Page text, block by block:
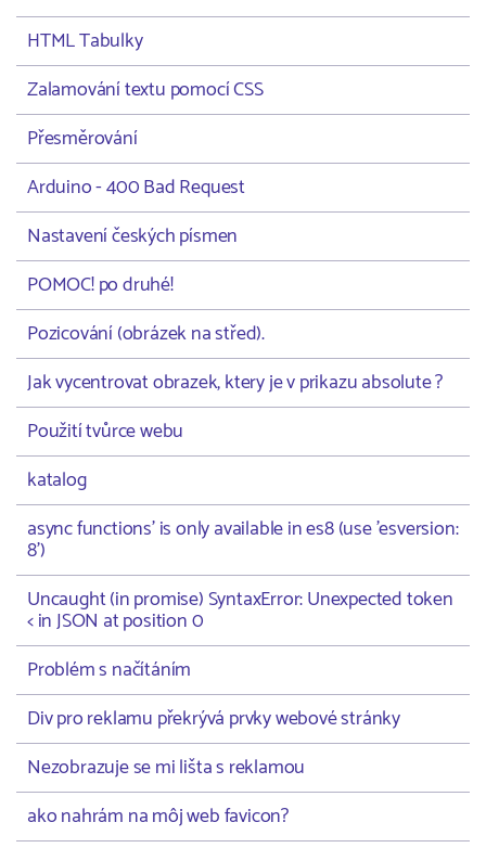
HTML Tabulky
Zalamování textu pomocí CSS
Přesměrování
Arduino - 400 Bad Request
Nastavení českých písmen
POMOC! po druhé!
Pozicování (obrázek na střed).
Jak vycentrovat obrazek, ktery je v prikazu absolute ?
Použití tvůrce webu
katalog
async functions' is only available in es8 (use 'esversion:
8')
Uncaught (in promise) SyntaxError: Unexpected token
< in JSON at position 0
Problém s načítáním
Div pro reklamu překrývá prvky webové stránky
Nezobrazuje se mi lišta s reklamou
ako nahrám na môj web favicon?